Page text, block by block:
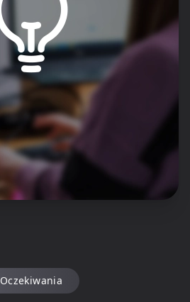
Oczekiwania